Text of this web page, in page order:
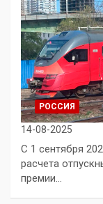
РОССИЯ
14-08-2025
С 1 сентября
расчета
премии…